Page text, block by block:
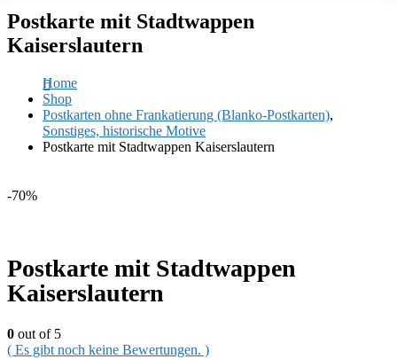
Postkarte mit Stadtwappen
Kaiserslautern
Home
Shop
Postkarten ohne Frankatierung (Blanko-Postkarten),
Sonstiges, historische Motive
Postkarte mit Stadtwappen Kaiserslautern
-70%
Postkarte mit Stadtwappen
Kaiserslautern
0 out of 5
( Es gibt noch keine Bewertungen. )